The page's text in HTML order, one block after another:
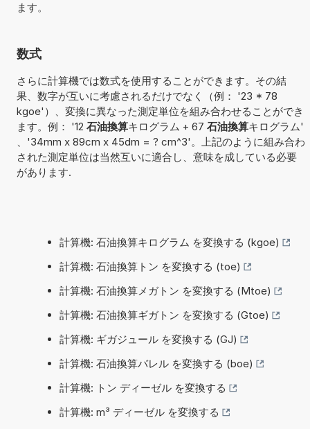
ます。
数式
さらに計算機では数式を使用することができます。その結
果、数字が互いに考慮されるだけでなく（例： '23 * 78
kgoe'）、変換に異なった測定単位を組み合わせることができ
ます。例： '12 石油換算キログラム + 67 石油換算キログラム'
、'34mm x 89cm x 45dm = ? cm^3'。上記のように組み合わ
された測定単位は当然互いに適合し、意味を成している必要
があります.
計算機: 石油換算キログラム を変換する (kgoe)
計算機: 石油換算トン を変換する (toe)
計算機: 石油換算メガトン を変換する (Mtoe)
計算機: 石油換算ギガトン を変換する (Gtoe)
計算機: ギガジュール を変換する (GJ)
計算機: 石油換算バレル を変換する (boe)
計算機: トン ディーゼル を変換する
計算機: m³ ディーゼル を変換する